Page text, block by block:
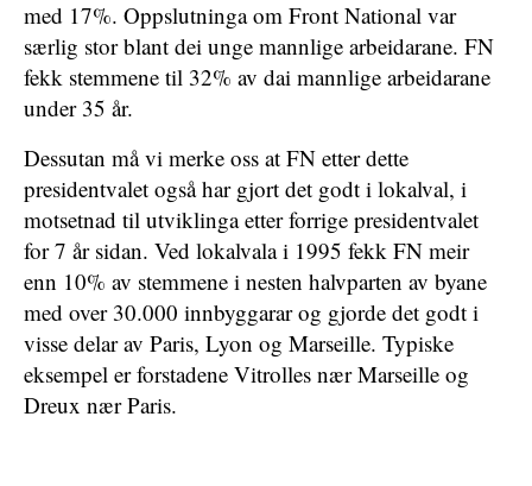
med 17%. Oppslutninga om Front National var
særlig stor blant dei unge mannlige arbeidarane. FN
fekk stemmene til 32% av dai mannlige arbeidarane
under 35 år.
Dessutan må vi merke oss at FN etter dette
presidentvalet også har gjort det godt i lokalval, i
motsetnad til utviklinga etter forrige presidentvalet
for 7 år sidan. Ved lokalvala i 1995 fekk FN meir
enn 10% av stemmene i nesten halvparten av byane
med over 30.000 innbyggarar og gjorde det godt i
visse delar av Paris, Lyon og Marseille. Typiske
eksempel er forstadene Vitrolles nær Marseille og
Dreux nær Paris.